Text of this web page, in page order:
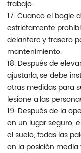
trabajo.
17. Cuando el bogie
estrictamente
delantero y trasero
mantenimiento.
18. Después de
ajustarla, se debe
otras medidas para
lesione a las
19. Después de la
en un lugar seguro,
el suelo, todas las
en la posición